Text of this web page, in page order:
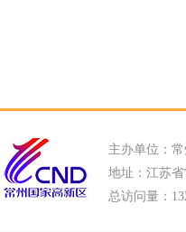
主办单位：
地址：江苏省
总访问量：